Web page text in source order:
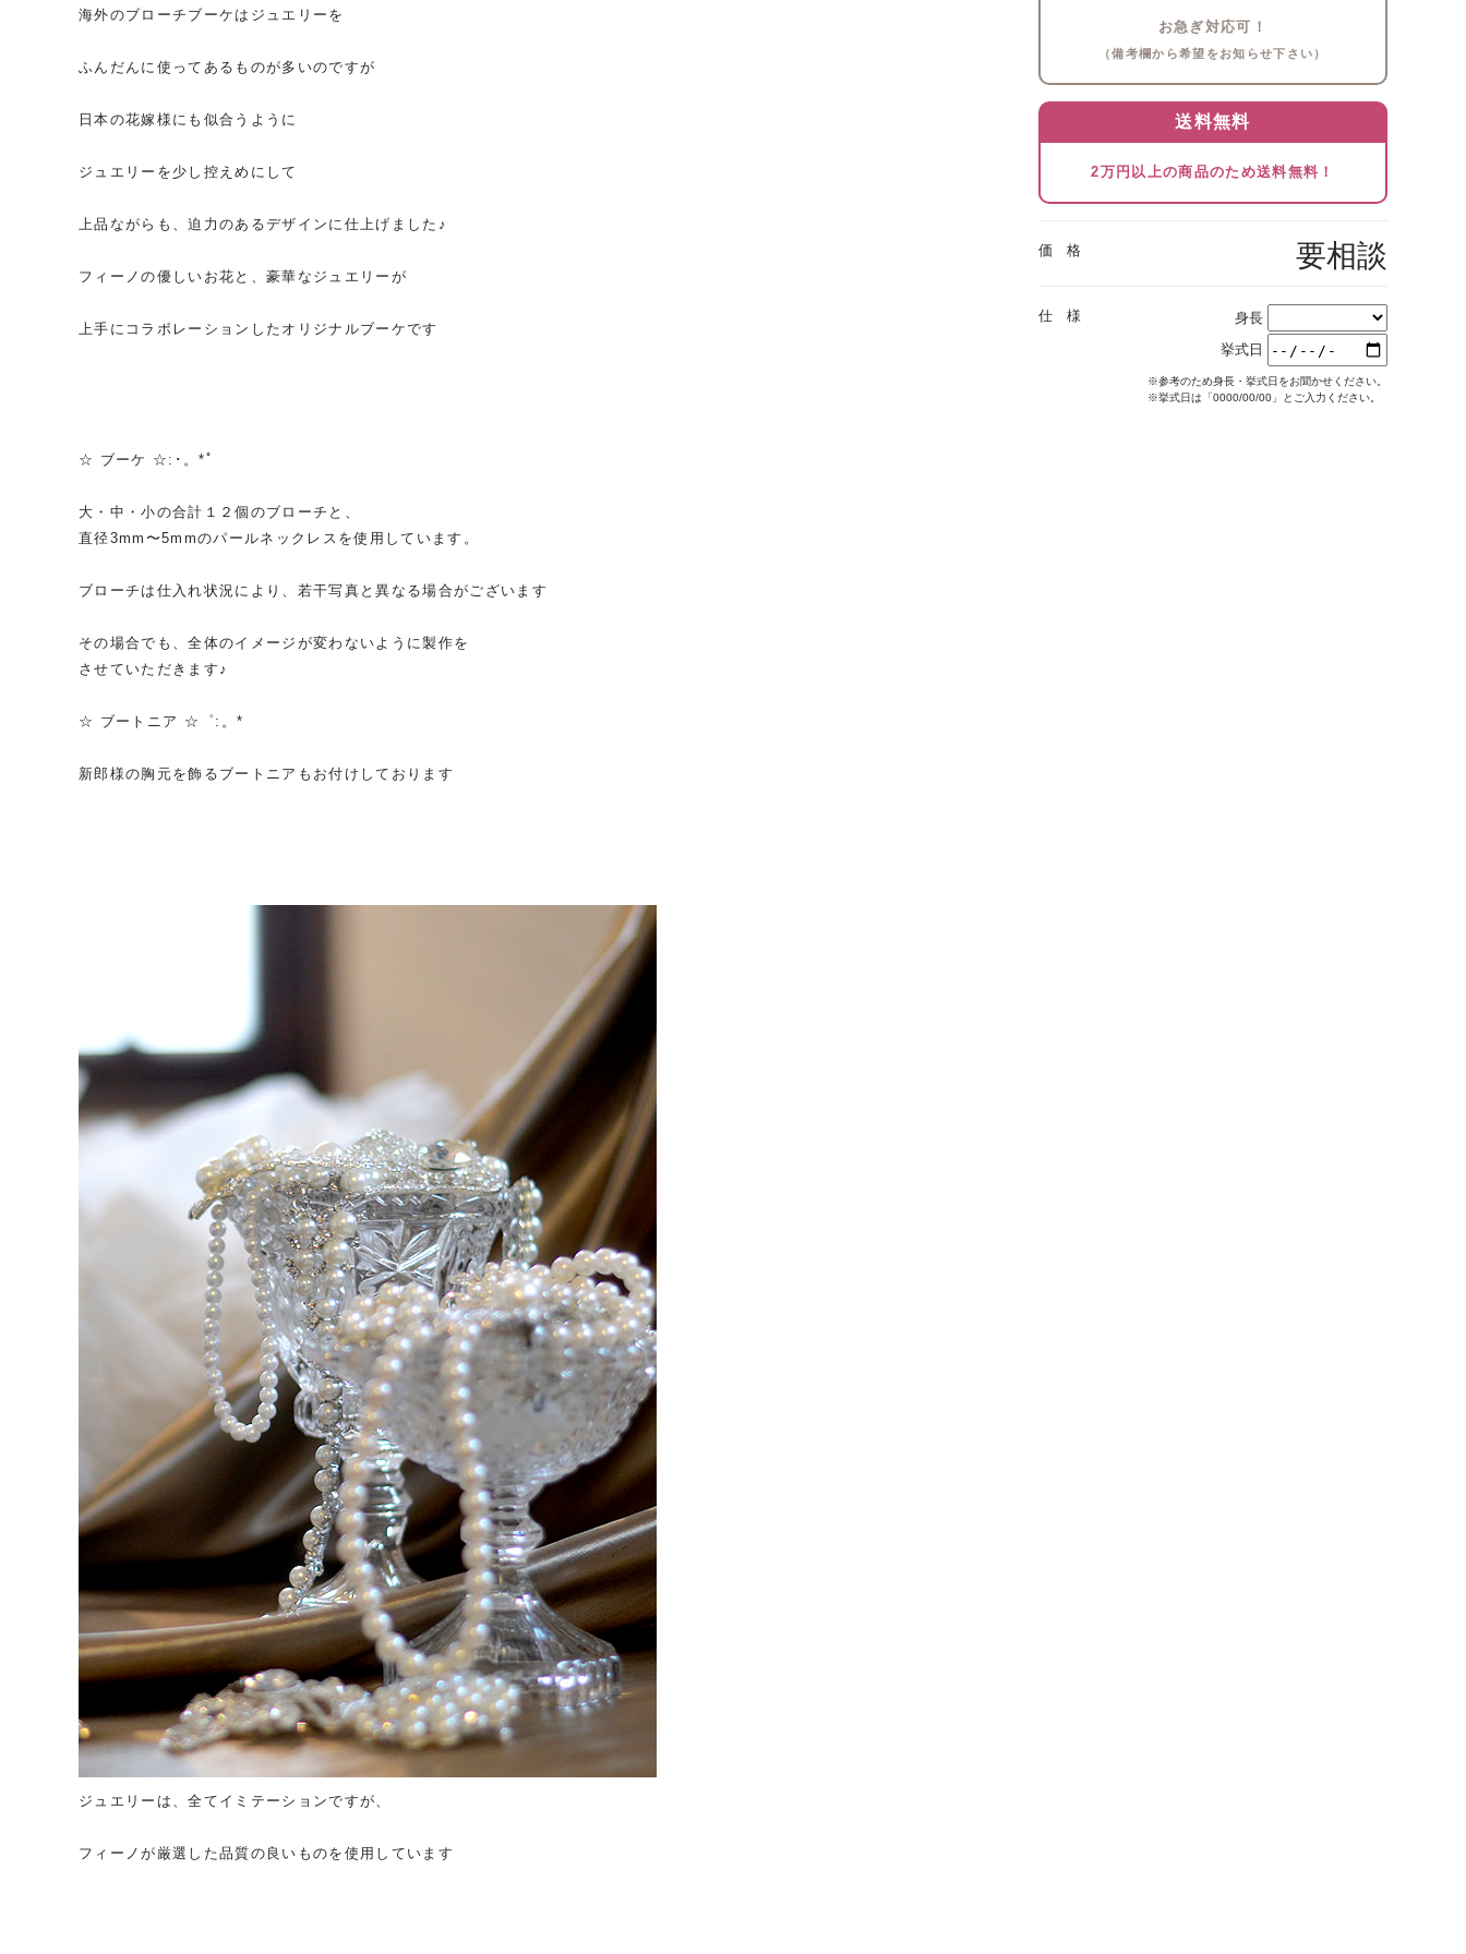
※お急ぎの方へ
海外のブローチブーケはジュエリーを
ふんだんに使ってあるものが多いのですが
日本の花嫁様にも似合うように
ジュエリーを少し控えめにして
上品ながらも、迫力のあるデザインに仕上げました♪
フィーノの優しいお花と、豪華なジュエリーが
上手にコラボレーションしたオリジナルブーケです
☆ ブーケ ☆:･。*ﾟ
大・中・小の合計１２個のブローチと、
直径3mm〜5mmのパールネックレスを使用しています。
ブローチは仕入れ状況により、若干写真と異なる場合がございます
その場合でも、全体のイメージが変わないように製作を
させていただきます♪
☆ ブートニア ☆゜:。*
新郎様の胸元を飾るブートニアもお付けしております
ジュエリーは、全てイミテーションですが、
フィーノが厳選した品質の良いものを使用しています
お急ぎ対応可！
（備考欄から希望をお知らせ下さい）
送料無料
2万円以上の商品のため送料無料！
価 格 要相談
仕 様
身長
挙式日
※参考のため身長・挙式日をお聞かせください。
※挙式日は「0000/00/00」とご入力ください。